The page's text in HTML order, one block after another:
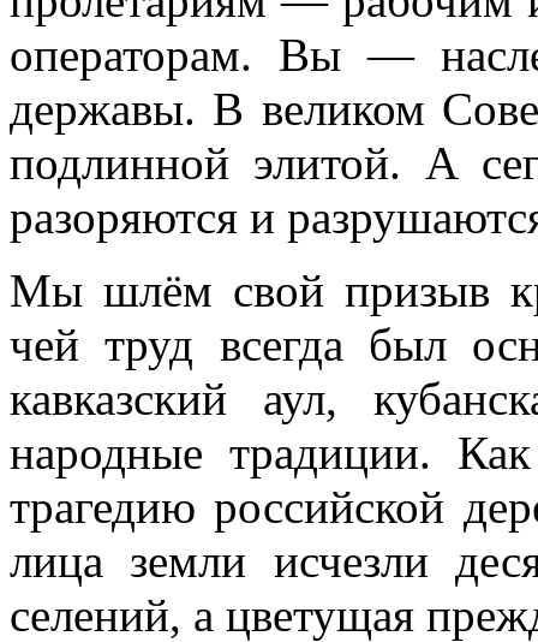
операторам. Вы —
державы. В великом
подлинной элитой. А
разоряются и
Мы шлём свой призыв
чей труд всегда был
кавказский аул,
народные традиции.
трагедию российской
лица земли исчезли
селений, а цветущая